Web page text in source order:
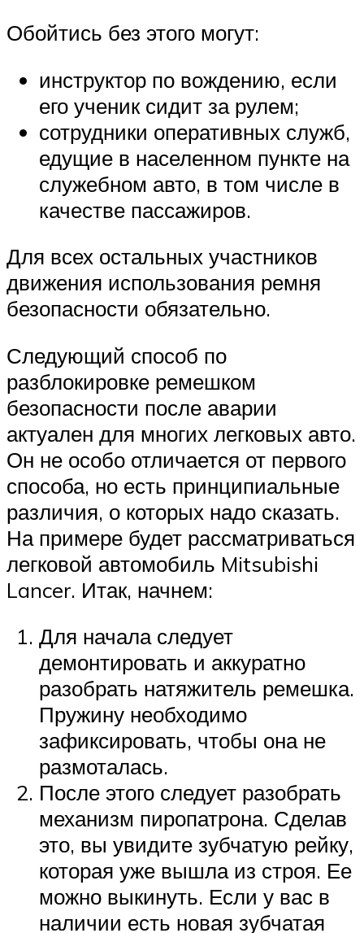
Обойтись без этого могут:
инструктор по вождению, если
его ученик сидит за рулем;
сотрудники оперативных служб,
едущие в населенном пункте на
служебном авто, в том числе в
качестве пассажиров.
Для всех остальных участников
движения использования ремня
безопасности обязательно.
Следующий способ по
разблокировке ремешком
безопасности после аварии
актуален для многих легковых авто.
Он не особо отличается от первого
способа, но есть принципиальные
различия, о которых надо сказать.
На примере будет рассматриваться
легковой автомобиль Mitsubishi
Lancer. Итак, начнем:
Для начала следует
демонтировать и аккуратно
разобрать натяжитель ремешка.
Пружину необходимо
зафиксировать, чтобы она не
размоталась.
После этого следует разобрать
механизм пиропатрона. Сделав
это, вы увидите зубчатую рейку,
которая уже вышла из строя. Ее
можно выкинуть. Если у вас в
наличии есть новая зубчатая